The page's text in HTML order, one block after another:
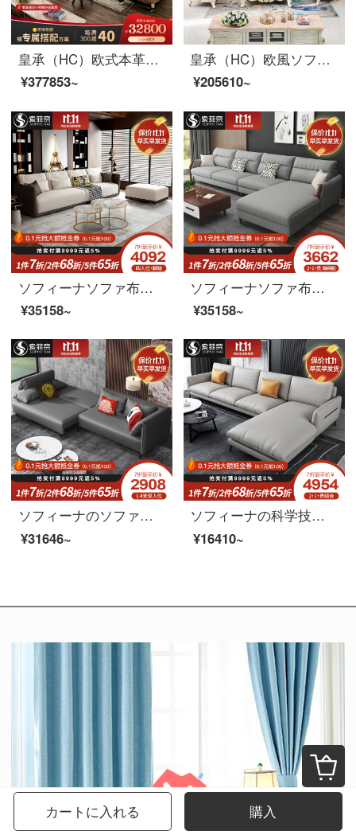
皇承（HC）欧式本革ソファ大型別荘家具軽奢実木彫刻ソファセット626巴頓軽贅沢ソファー【124セット】
¥377853~
皇承（HC）欧風ソファ実木ソファ洋室家具セット本革ソファH 722シングル+2人+3人ソファ
¥205610~
ソフィーナソファ布芸ソファーイタリアの軽い贅沢な布芸がソファーのリビングルームのミニチュアを分解して洗うことができます。北欧の三人の四人です。
¥35158~
ソフィーナソファ布芸ソファー北欧ソファリビングルームの小型タイプの組み合わせは、簡単に取り外すことができます。
¥35158~
ソフィーナのソファーベッドの意味式の軽い贅沢な科学技術布ソファーベッドオフィスのリビングバルコニーの両用ソファベッドは折り畳み式で分解して洗うことができます。
¥31646~
ソフィーナの科学技術布ソファー北欧布芸ソファー現代小型客間シンプルな四人の三人の科学技術布の角を回転するソファーのシングル席。
¥16410~
カートに入れる 購入